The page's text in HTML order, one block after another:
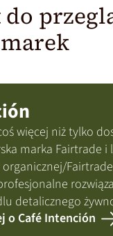
marek
więcej niż tylko
marka Fairtrade i
detalicznego
o Café Intención